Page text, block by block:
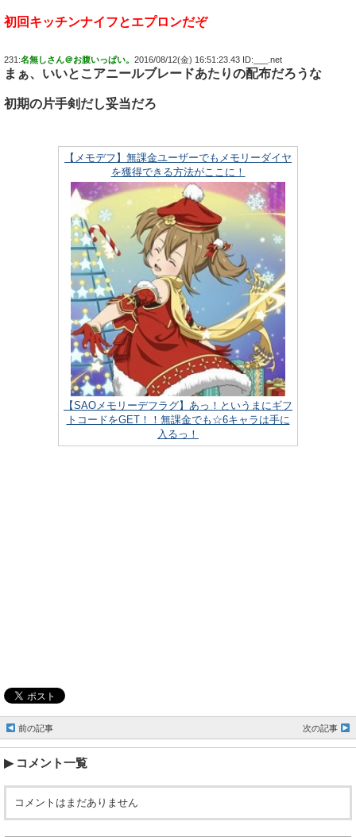
初回キッチンナイフとエプロンだぞ
231:名無しさん＠お腹いっぱい。 2016/08/12(金) 16:51:23.43 ID:___.net
まぁ、いいとこアニールブレードあたりの配布だろうな
初期の片手剣だし妥当だろ
【メモデフ】無課金ユーザーでもメモリーダイヤ
を獲得できる方法がここに！
【SAOメモリーデフラグ】あっ！というまにギフ
トコードをGET！！無課金でも☆6キャラは手に
入るっ！
前の記事 次の記事
コメント一覧
コメントはまだありません